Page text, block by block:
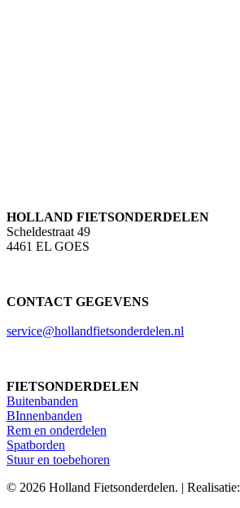
HOLLAND FIETSONDERDELEN
Scheldestraat 49
4461 EL GOES
CONTACT GEGEVENS
service@hollandfietsonderdelen.nl
FIETSONDERDELEN
Buitenbanden
BInnenbanden
Rem en onderdelen
Spatborden
Stuur en toebehoren
© 2026 Holland Fietsonderdelen. | Realisatie: